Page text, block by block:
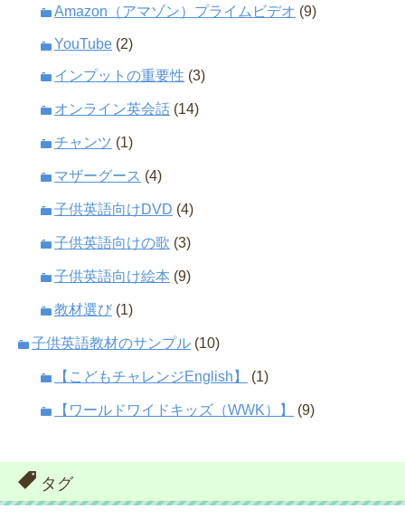
Amazon（アマゾン）プライムビデオ (9)
YouTube (2)
インプットの重要性 (3)
オンライン英会話 (14)
チャンツ (1)
マザーグース (4)
子供英語向けDVD (4)
子供英語向けの歌 (3)
子供英語向け絵本 (9)
教材選び (1)
子供英語教材のサンプル (10)
【こどもチャレンジEnglish】 (1)
【ワールドワイドキッズ（WWK）】 (9)
タグ